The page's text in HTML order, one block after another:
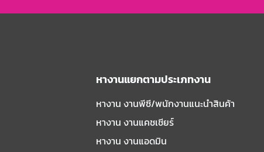
หางานแยกตามประเภทงาน
หางาน งานพีซี/พนักงานแนะนําสินค้า
หางาน งานแคชเชียร์
หางาน งานแอดมิน